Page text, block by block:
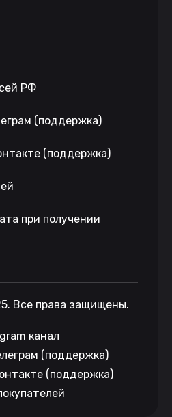
РФ
(поддержка)
(поддержка)
при получении
Все права защищены.
канал
(поддержка)
(поддержка)